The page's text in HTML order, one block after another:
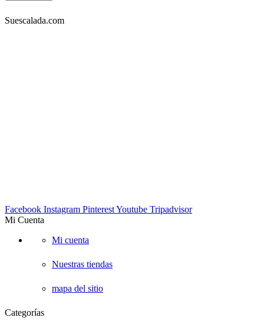
Suescalada.com
Facebook Instagram PinterestYoutube Tripadvisor
Mi Cuenta
Mi cuenta
Nuestras tiendas
mapa del sitio
Categorías